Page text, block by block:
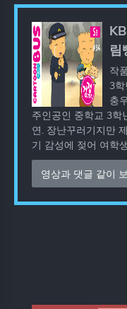
림
작
3
충
주인공인 중학교 3학
연. 장난꾸러기지만
기 감성에 젖어 여학
영상과 댓글 같이